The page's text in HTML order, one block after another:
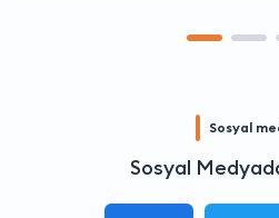
Sosyal
Sosyal